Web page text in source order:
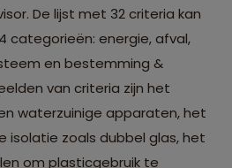
De lijst met 32 criteria kan
categorieën: energie, afval,
en bestemming &
van criteria zijn het
waterzuinige apparaten, het
isolatie zoals dubbel glas, het
om plasticgebruik te